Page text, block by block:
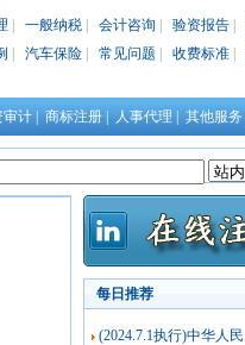
一般纳税 会计咨询 验资报告
汽车保险 常见问题 收费标准
审计 商标注册 人事代理 其他服务
每日推荐
(2024.7.1执行)中华人民